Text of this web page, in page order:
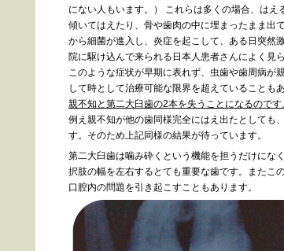
にない人もいます。） これらは多くの場合、は
傾いてはえたり、骨や歯肉の中に埋まったまま出
から細菌が進入し、炎症を起こして、ある日突然
院に駆け込んで来られる日本人患者さんによく見
このような症状が早期に表れず、虫歯や歯周病が
して時として治療可能な限界を超えていることもあ
親不知と第二大臼歯の2本を失うことになるのです
例え親不知が他の歯同様完全にはえ出たとしても
す。そのため上記同様の結果が待っています。
第二大臼歯は噛み砕くという機能を担うだけにな
択肢の幅を左右するとても重要な歯です。またこ
口腔内の問題を引き起こすこともあります。